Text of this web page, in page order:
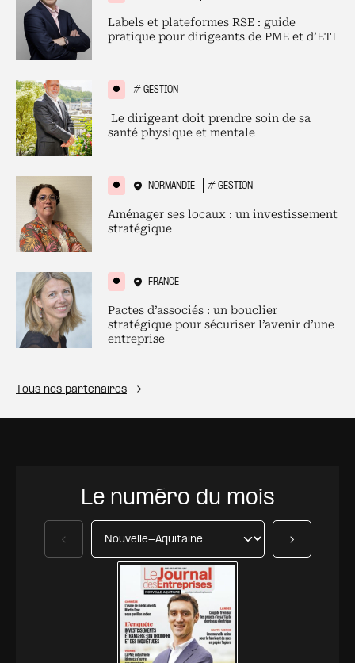
Labels et plateformes RSE : guide
pratique pour dirigeants de PME et d’ETI
# GESTION
Le dirigeant doit prendre soin de sa
santé physique et mentale
NORMANDIE # GESTION
Aménager ses locaux : un investissement
stratégique
FRANCE
Pactes d’associés : un bouclier
stratégique pour sécuriser l’avenir d’une
entreprise
Tous nos partenaires
Le numéro du mois
Précédent Suivant